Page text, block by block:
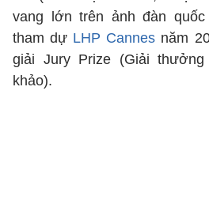
vang lớn trên ảnh đàn
tham dự LHP Cannes năm
giải Jury Prize (Giải
khảo).